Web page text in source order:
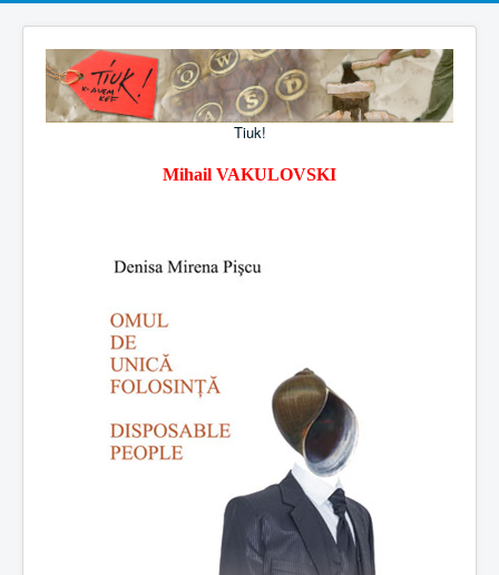
Tiuk!
Mihail VAKULOVSKI